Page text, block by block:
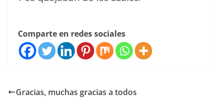
Comparte en redes sociales
Gracias, muchas gracias a todos